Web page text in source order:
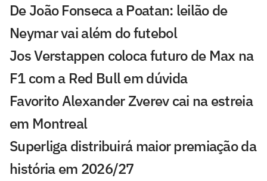
De João Fonseca a Poatan: leilão de
Neymar vai além do futebol
Jos Verstappen coloca futuro de Max na
F1 com a Red Bull em dúvida
Favorito Alexander Zverev cai na estreia
em Montreal
Superliga distribuirá maior premiação da
história em 2026/27